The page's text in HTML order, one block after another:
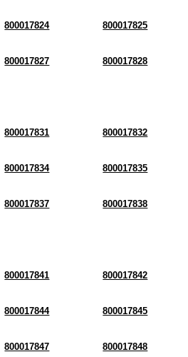
800017824 800017825
800017827 800017828
800017831 800017832
800017834 800017835
800017837 800017838
800017841 800017842
800017844 800017845
800017847 800017848